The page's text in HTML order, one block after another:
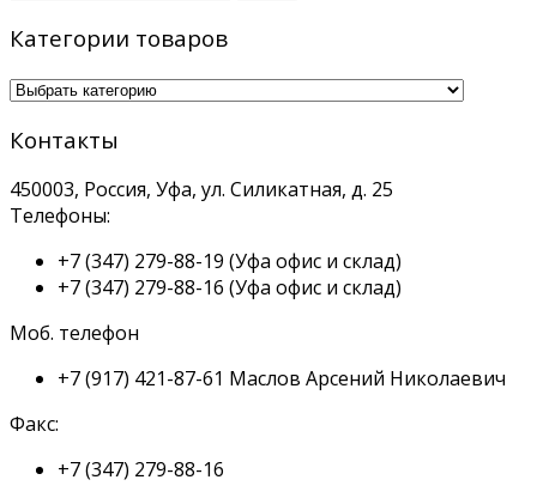
Категории товаров
Контакты
450003, Россия, Уфа, ул. Силикатная, д. 25
Телефоны:
+7 (347) 279-88-19 (Уфа офис и склад)
+7 (347) 279-88-16 (Уфа офис и склад)
Моб. телефон
+7 (917) 421-87-61 Маслов Арсений Николаевич
Факс:
+7 (347) 279-88-16